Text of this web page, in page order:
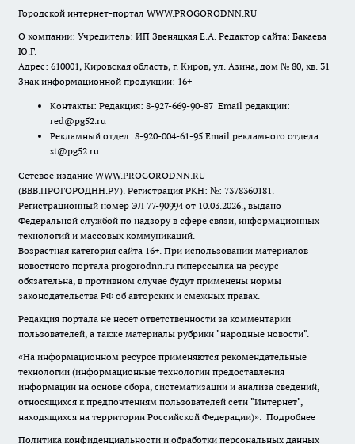
Городской интернет-портал WWW.PROGORODNN.RU
О компании: Учредитель: ИП Звеняцкая Е.А. Редактор сайта: Бакаева
Ю.Г.
Адрес: 610001, Кировская область, г. Киров, ул. Азина, дом № 80, кв. 31
Знак информационной продукции: 16+
Контакты: Редакция: 8-927-669-90-87 Email редакции:
red@pg52.ru
Рекламный отдел: 8-920-004-61-95 Email рекламного отдела:
st@pg52.ru
Сетевое издание WWW.PROGORODNN.RU
(ВВВ.ПРОГОРОДНН.РУ). Регистрация РКН: №: 7378360181.
Регистрационный номер ЭЛ 77-90994 от 10.03.2026., выдано
Федеральной службой по надзору в сфере связи, информационных
технологий и массовых коммуникаций.
Возрастная категория сайта 16+. При использовании материалов
новостного портала progorodnn.ru гиперссылка на ресурс
обязательна, в противном случае будут применены нормы
законодательства РФ об авторских и смежных правах.
Редакция портала не несет ответственности за комментарии
пользователей, а также материалы рубрики "народные новости".
«На информационном ресурсе применяются рекомендательные
технологии (информационные технологии предоставления
информации на основе сбора, систематизации и анализа сведений,
относящихся к предпочтениям пользователей сети "Интернет",
находящихся на территории Российской Федерации)». Подробнее
Политика конфиденциальности и обработки персональных данных